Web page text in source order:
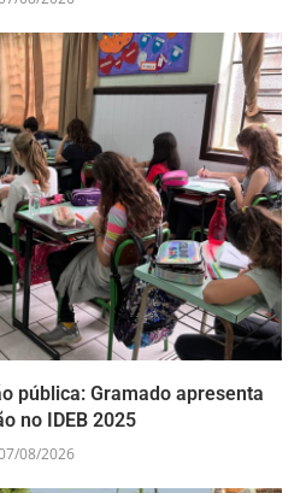
pública: Gramado apresenta
no IDEB 2025
08/2026